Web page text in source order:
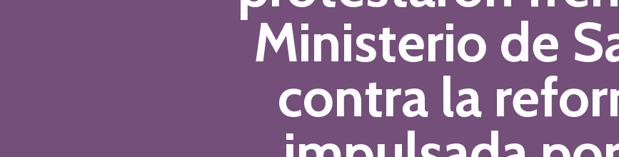
Ministerio de
contra la